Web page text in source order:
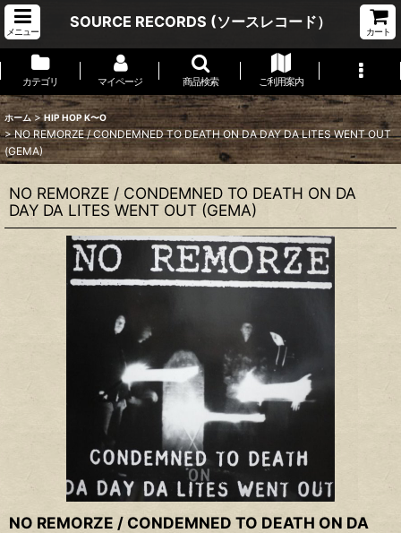
メニュー
SOURCE RECORDS (ソースレコード）
カート
カテゴリ マイページ 商品検索 ご利用案内
ホーム > HIP HOP K〜O
> NO REMORZE / CONDEMNED TO DEATH ON DA DAY DA LITES WENT OUT
(GEMA)
NO REMORZE / CONDEMNED TO DEATH ON DA
DAY DA LITES WENT OUT (GEMA)
NO REMORZE / CONDEMNED TO DEATH ON DA